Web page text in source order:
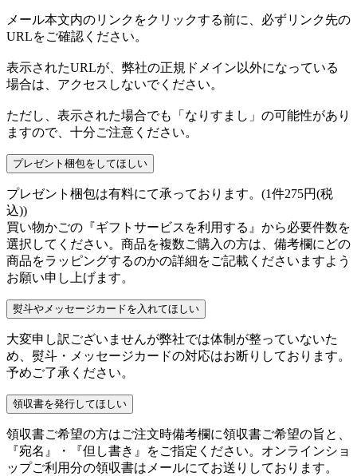
メール本文内のリンクをクリックする前に、必ずリンク先の
URLをご確認ください。
表示されたURLが、弊社の正規ドメイン以外になっている
場合は、アクセスしないでください。
ただし、表示された場合でも「なりすまし」の可能性があり
ますので、十分ご注意ください。
プレゼント梱包をしてほしい
プレゼント梱包は有料にて承っております。(1件275円(税
込))
買い物かごの『ギフトサービスを利用する』から必要件数を
選択してください。商品を複数ご購入の方は、備考欄にどの
商品をラッピングするのかの詳細をご記載くださいますよう
お願い申し上げます。
熨斗やメッセージカードを入れてほしい
大変申し訳ございませんが弊社では体制が整っていないた
め、熨斗・メッセージカードの対応はお断りしております。
予めご了承ください。
領収書を発行してほしい
領収書ご希望の方はご注文時備考欄に領収書ご希望の旨と、
『宛名』・『但し書き』をご指定ください。オンラインショ
ップご利用分の領収書はメールにてお送りしております。